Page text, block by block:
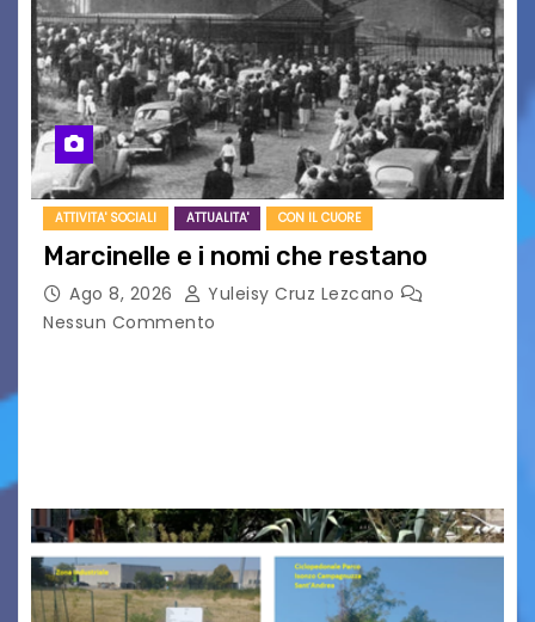
ATTIVITA' SOCIALI ATTUALITA' CON IL CUORE
Marcinelle e i nomi che restano
Ago 8, 2026
Yuleisy Cruz Lezcano
Nessun Commento